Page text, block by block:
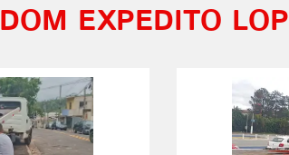
EXPEDITO